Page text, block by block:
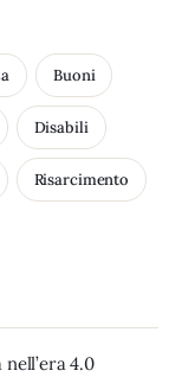
Buoni
Disabili
Risarcimento
4.0